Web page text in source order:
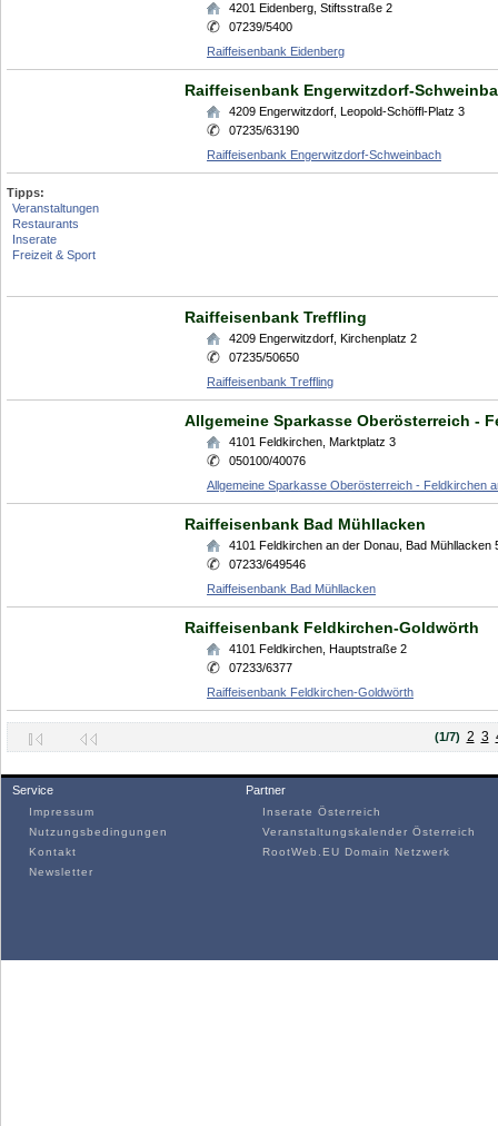
4201 Eidenberg Stiftsstraße 2
07239/5400
Raiffeisenbank Eidenberg
Raiffeisenbank Engerwitzdorf-
4209 Engerwitzdorf Leopold-Schöffl-Platz 3
07235/63190
Raiffeisenbank Engerwitzdorf-Schweinbach
Tipps:
Veranstaltungen
Restaurants
Inserate
Freizeit & Sport
Raiffeisenbank Treffling
4209 Engerwitzdorf Kirchenplatz 2
07235/50650
Raiffeisenbank Treffling
Allgemeine Sparkasse Oberösterreich -
4101 Feldkirchen Marktplatz 3
050100/40076
Allgemeine Sparkasse Oberösterreich - Feldkirchen
Raiffeisenbank Bad Mühllacken
4101 Feldkirchen an der Donau Bad Mühllacken
07233/649546
Raiffeisenbank Bad Mühllacken
Raiffeisenbank Feldkirchen-Goldwörth
4101 Feldkirchen Hauptstraße 2
07233/6377
Raiffeisenbank Feldkirchen-Goldwörth
(1/7) 2 3
Service
Impressum
Nutzungsbedingungen
Kontakt
Newsletter
Partner
Inserate Österreich
Veranstaltungskalender Österreich
RootWeb.EU Domain Netzwerk